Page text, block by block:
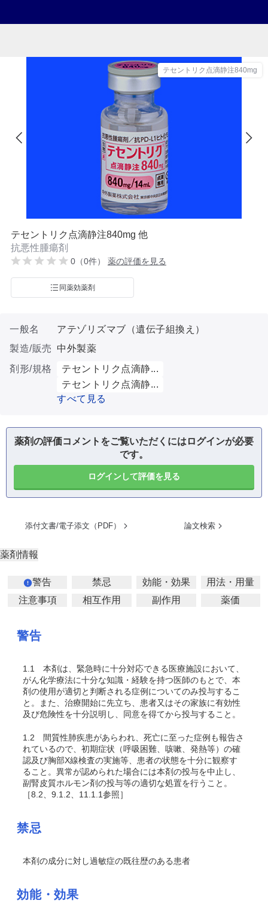
テセントリク点滴静注840mg
テセントリク点滴静注840mg 他
抗悪性腫瘍剤
0（0件） 薬の評価を見る
同薬効薬剤
一般名
アテゾリズマブ（遺伝子組換え）
製造/販売
中外製薬
剤形/規格
テセントリク点滴静...
テセントリク点滴静...
すべて見る
薬剤の評価コメントをご覧いただくにはログインが必要
です。
ログインして評価を見る
添付文書/電子添文（PDF） 論文検索
薬剤情報
警告 禁忌 効能・効果
用法・用量
注意事項
相互作用 副作用 薬価
警告
1.1
本剤は、緊急時に十分対応できる医療施設において、
がん化学療法に十分な知識・経験を持つ医師のもとで、本
剤の使用が適切と判断される症例についてのみ投与するこ
と。また、治療開始に先立ち、患者又はその家族に有効性
及び危険性を十分説明し、同意を得てから投与すること。
1.2 間質性肺疾患があらわれ、死亡に至った症例も報告さ
れているので、初期症状（呼吸困難、咳嗽、発熱等）の確
認及び胸部X線検査の実施等、患者の状態を十分に観察す
ること。異常が認められた場合には本剤の投与を中止し、
副腎皮質ホルモン剤の投与等の適切な処置を行うこと。
［8.2、9.1.2、11.1.1参照］
禁忌
本剤の成分に対し過敏症の既往歴のある患者
効能・効果